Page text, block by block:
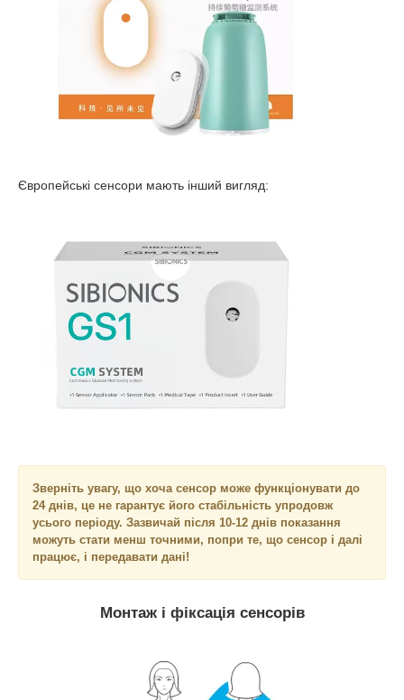
Європейські сенсори мають інший вигляд:
Зверніть увагу, що хоча сенсор може функціонувати до
24 днів, це не гарантує його стабільність упродовж
усього періоду. Зазвичай після 10-12 днів показання
можуть стати менш точними, попри те, що сенсор і далі
працює, і передавати дані!
Монтаж і фіксація сенсорів